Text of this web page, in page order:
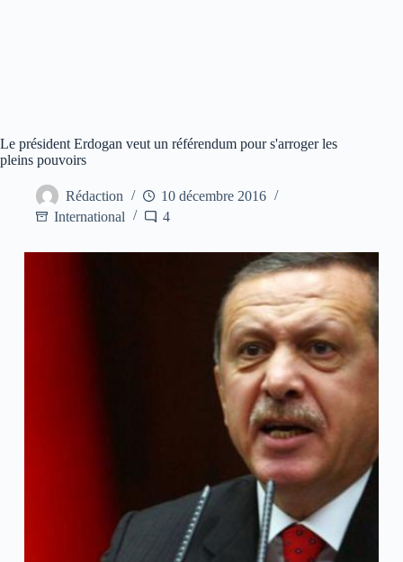
Le président Erdogan veut un référendum pour s'arroger les
pleins pouvoirs
Rédaction
10 décembre 2016
International
4